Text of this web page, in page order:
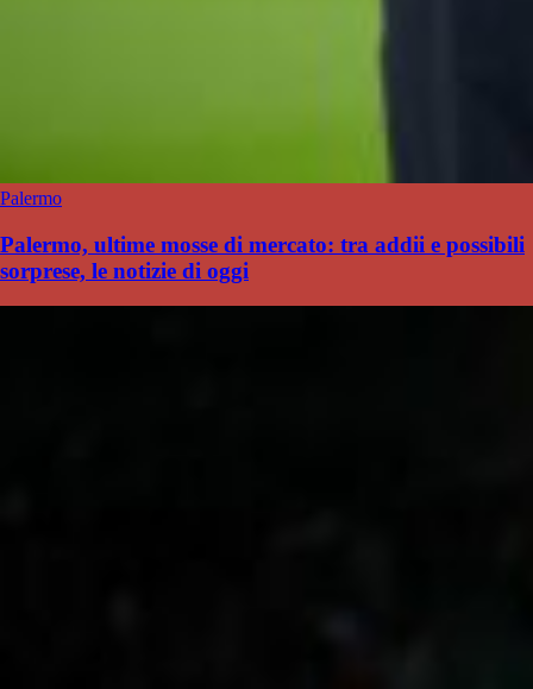
Palermo
Palermo, ultime mosse di mercato: tra addii e possibili
sorprese, le notizie di oggi